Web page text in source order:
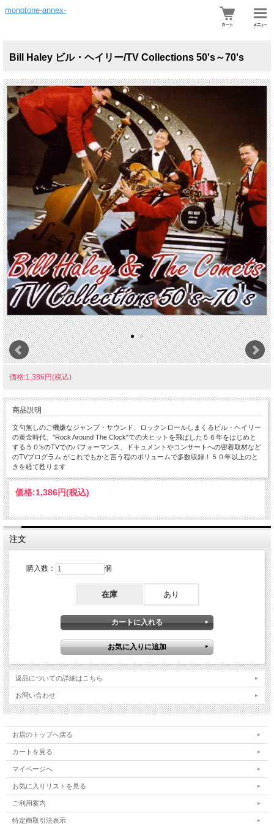
monotone-annex-
Bill Haley ビル・ヘイリー/TV Collections 50's～70's
価格:1,386円(税込)
商品説明
文句無しのご機嫌なジャンプ・サウンド、ロックンロールしまくるビル・ヘイリー
の黄金時代、"Rock Around The Clock"での大ヒットを飛ばした５６年をはじめと
する５０'sのTVでのパフォーマンス、ドキュメントやコンサートへの密着取材など
のTVプログラム がこれでもかと言う程のボリュームで多数収録！５０年以上のと
きを経て甦ります
価格:1,386円(税込)
注文
購入数： 個
在庫 あり
返品についての詳細はこちら
お問い合わせ
お店のトップへ戻る
カートを見る
マイページへ
お気に入りリストを見る
ご利用案内
特定商取引法表示